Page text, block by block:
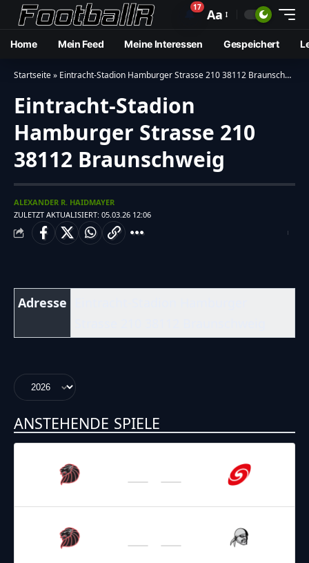
🔔17 Aa
Home Mein Feed Meine Interessen Gespeichert
Startseite» Eintracht-Stadion Hamburger Strasse 210 38112 Braunschweig
Eintracht-Stadion
Hamburger Strasse 210
38112 Braunschweig
ZULETZT AKTUALISIERT: 05.03.26 12:06
ALEXANDER R. HAIDMAYER
Adresse
ANSTEHENDE SPIELE